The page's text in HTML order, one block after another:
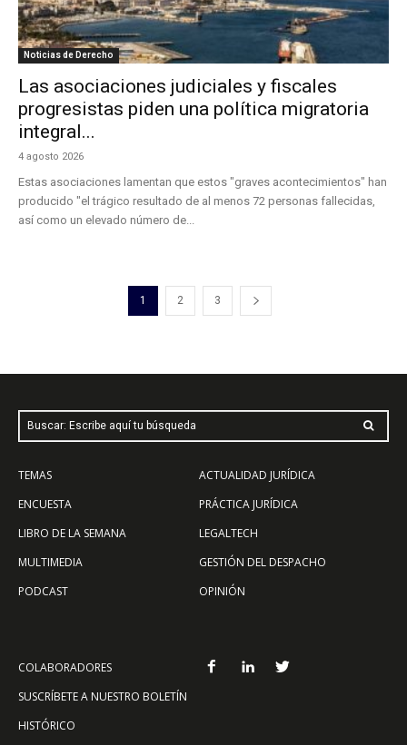
Noticias de Derecho
Las asociaciones judiciales y fiscales
progresistas piden una política migratoria
integral...
4 agosto 2026
Estas asociaciones lamentan que estos "graves acontecimientos" han
producido "el trágico resultado de al menos 72 personas fallecidas,
así como un elevado número de...
1 2 3
Buscar: Escribe aquí tu búsqueda
TEMAS
ENCUESTA
LIBRO DE LA SEMANA
MULTIMEDIA
PODCAST
ACTUALIDAD JURÍDICA
PRÁCTICA JURÍDICA
LEGALTECH
GESTIÓN DEL DESPACHO
OPINIÓN
COLABORADORES
SUSCRÍBETE A NUESTRO BOLETÍN
HISTÓRICO